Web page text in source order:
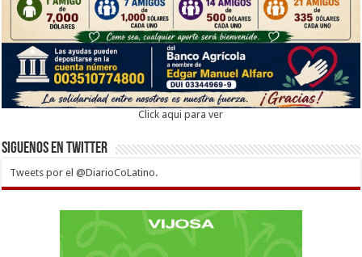
Click aqui para ver
Siguenos en twitter
Tweets por el @DiarioCoLatino.